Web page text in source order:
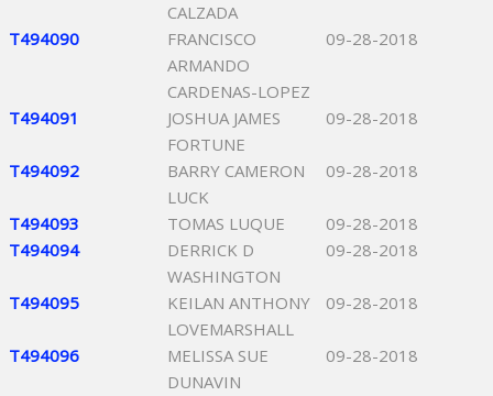
CALZADA
T494090
FRANCISCO
ARMANDO
CARDENAS-LOPEZ
09-28-2018
T494091
JOSHUA JAMES
FORTUNE
09-28-2018
T494092
BARRY CAMERON
LUCK
09-28-2018
T494093 TOMAS LUQUE
09-28-2018
T494094
DERRICK D
WASHINGTON
09-28-2018
T494095
KEILAN ANTHONY
LOVEMARSHALL
09-28-2018
T494096
MELISSA SUE
DUNAVIN
09-28-2018